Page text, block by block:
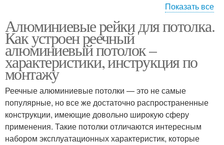
Подвесной потолок Реечные потолки
Показать все
Алюминиевые рейки для потолка.
Как устроен реечный
алюминиевый потолок –
характеристики, инструкция по
монтажу
Реечные алюминиевые потолки — это не самые
популярные, но все же достаточно распространенные
конструкции, имеющие довольно широкую сферу
применения. Такие потолки отличаются интересным
набором эксплуатационных характеристик, которые